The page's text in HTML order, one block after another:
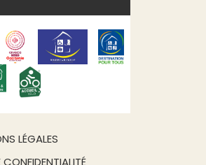
LÉGALES